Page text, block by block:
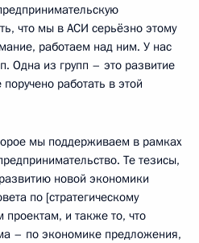
что мы в АСИ серьёзно этому
работаем над ним. У нас
Одна из групп – это развитие
работать в этой
мы поддерживаем в рамках
Те тезисы,
новой экономики
по [стратегическому
и также то, что
– по экономике предложения,